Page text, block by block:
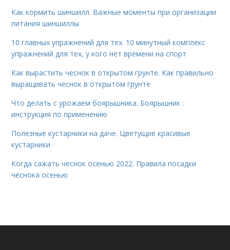
Как кормить шиншилл. Важные моменты при организации
питания шиншиллы
10 главных упражнений для тех. 10 минутный комплекс
упражнений для тех, у кого нет времени на спорт
Как вырастить чеснок в открытом грунте. Как правильно
выращивать чеснок в открытом грунте
Что делать с урожаем боярышника. Боярышник :
инструкция по применению
Полезные кустарники на даче. Цветущие красивые
кустарники
Когда сажать чеснок осенью 2022. Правила посадки
чеснока осенью